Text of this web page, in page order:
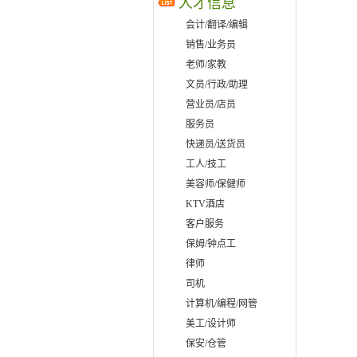
人才信息
会计/翻译/编辑
销售/业务员
老师/家教
文员/行政/助理
营业员/店员
服务员
快递员/送货员
工人/技工
美容师/保健师
KTV酒店
客户服务
保姆/钟点工
律师
司机
计算机/编程/网管
美工/设计师
保安/仓管